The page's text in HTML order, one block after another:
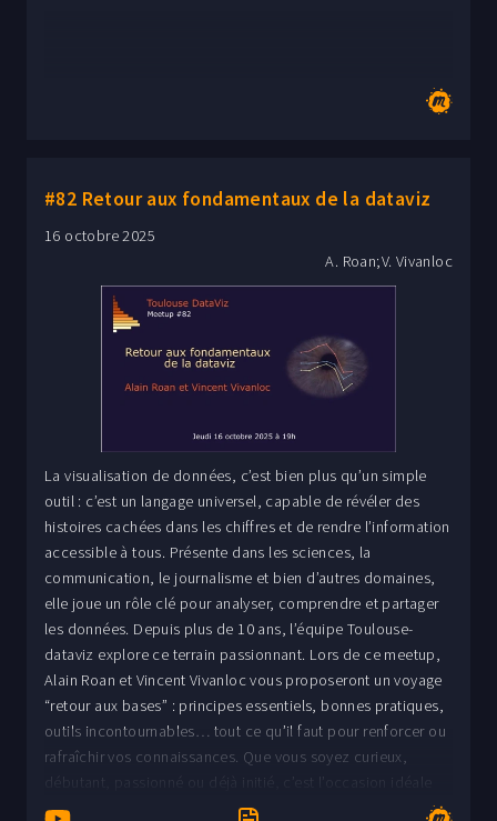
#82 Retour aux fondamentaux de la dataviz
16 octobre 2025
A. Roan;V. Vivanloc
La visualisation de données, c’est bien plus qu’un simple
outil : c’est un langage universel, capable de révéler des
histoires cachées dans les chiffres et de rendre l’information
accessible à tous. Présente dans les sciences, la
communication, le journalisme et bien d’autres domaines,
elle joue un rôle clé pour analyser, comprendre et partager
les données. Depuis plus de 10 ans, l’équipe Toulouse-
dataviz explore ce terrain passionnant. Lors de ce meetup,
Alain Roan et Vincent Vivanloc vous proposeront un voyage
“retour aux bases” : principes essentiels, bonnes pratiques,
outils incontournables… tout ce qu’il faut pour renforcer ou
rafraîchir vos connaissances. Que vous soyez curieux,
débutant, passionné ou déjà initié, c’est l’occasion idéale
pour découvrir (ou redécouvrir) les fondamentaux de la